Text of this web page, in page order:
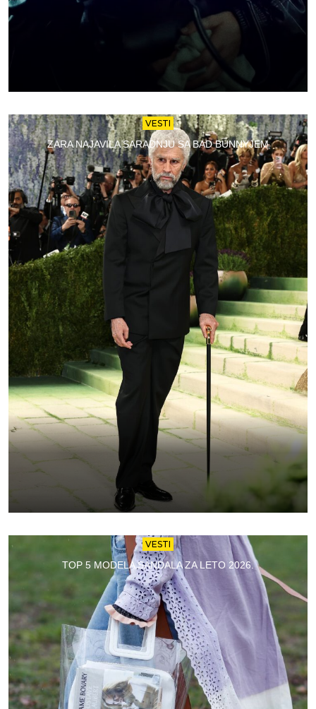
VESTI
ZARA NAJAVILA SARADNJU SA BAD BUNNYJEM
VESTI
TOP 5 MODELA SANDALA ZA LETO 2026.